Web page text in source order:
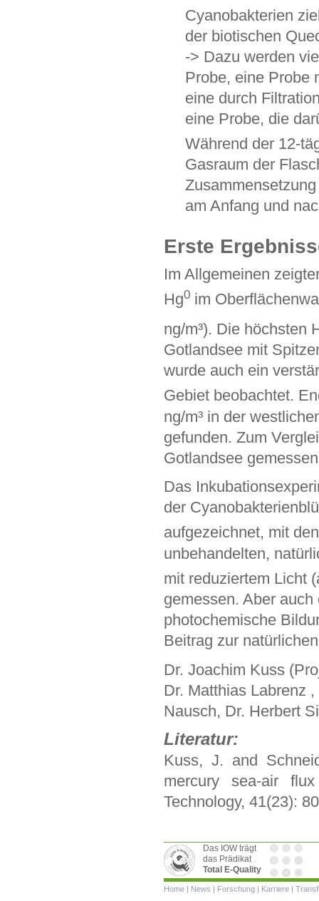
Cyanobakterien
der biotischen
-> Dazu werden
Probe, eine Probe
eine durch
eine Probe, die
Während der 12-
Gasraum der
am Anfang und
Erste
Im Allgemeinen
Hg0 im
ng/m³). Die höchsten
Gotlandsee mit
wurde auch ein
Gebiet beobachtet.
ng/m³ in der
gefunden. Zum
Gotlandsee
Das
der
aufgezeichnet, mit
unbehandelten,
mit reduziertem Licht
gemessen. Aber
photochemische
Beitrag zur
Dr. Joachim Kuss
Dr. Matthias Labrenz
Nausch, Dr. Herbert
Literatur:
Kuss, J. and
mercury sea-air
Technology, 41(23):
Das IOW trägt
das Prädikat
Total E-Quality
Navigation
überspringen
Home | News | Forschung | Karriere |